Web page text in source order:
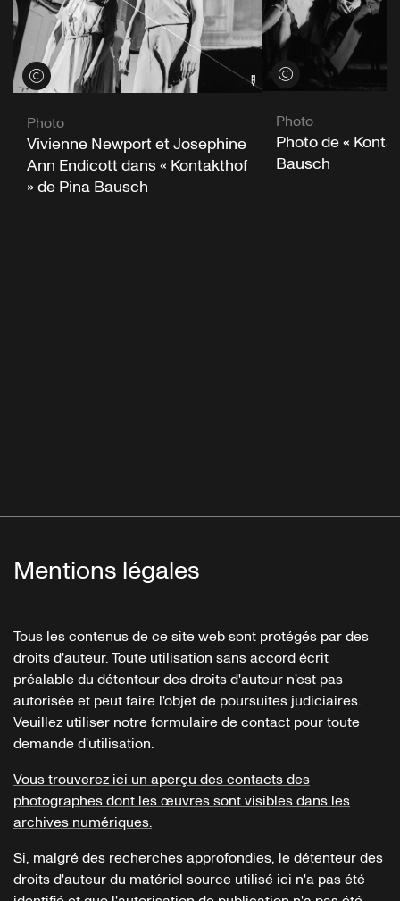
Voir les crédits
Photo
Vivienne Newport et Josephine
Ann Endicott dans « Kontakthof
» de Pina Bausch
Voir les crédits
Photo
Photo de «
Bausch
Mentions légales
Tous les contenus de ce site web sont protégés par des
droits d'auteur. Toute utilisation sans accord écrit
préalable du détenteur des droits d'auteur n'est pas
autorisée et peut faire l'objet de poursuites judiciaires.
Veuillez utiliser notre formulaire de contact pour toute
demande d'utilisation.
Vous trouverez ici un aperçu des contacts des
photographes dont les œuvres sont visibles dans les
archives numériques.
Si, malgré des recherches approfondies, le détenteur des
droits d'auteur du matériel source utilisé ici n'a pas été